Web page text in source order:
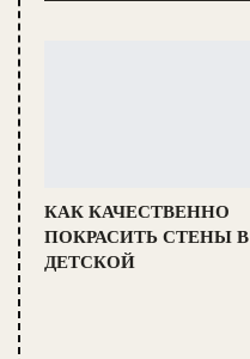
КАК КАЧЕСТВЕННО
ПОКРАСИТЬ СТЕНЫ В
ДЕТСКОЙ